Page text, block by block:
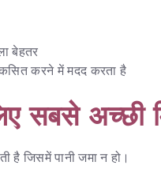
बेहतर
करने में मदद करता है
सबसे अच्छी
है जिसमें पानी जमा न हो।